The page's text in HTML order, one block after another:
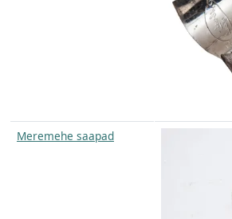
Meremehe saapad